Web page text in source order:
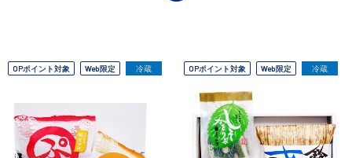
OPポイント対象 Web限定 冷蔵 OPポイント対象 Web限定 冷蔵